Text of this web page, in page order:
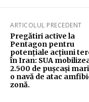
ARTICOLUL PRECEDENT
Pregătiri active la
Pentagon pentru
potențiale acțiuni
în Iran: SUA
2.500 de pușcași
o navă de atac
zonă.